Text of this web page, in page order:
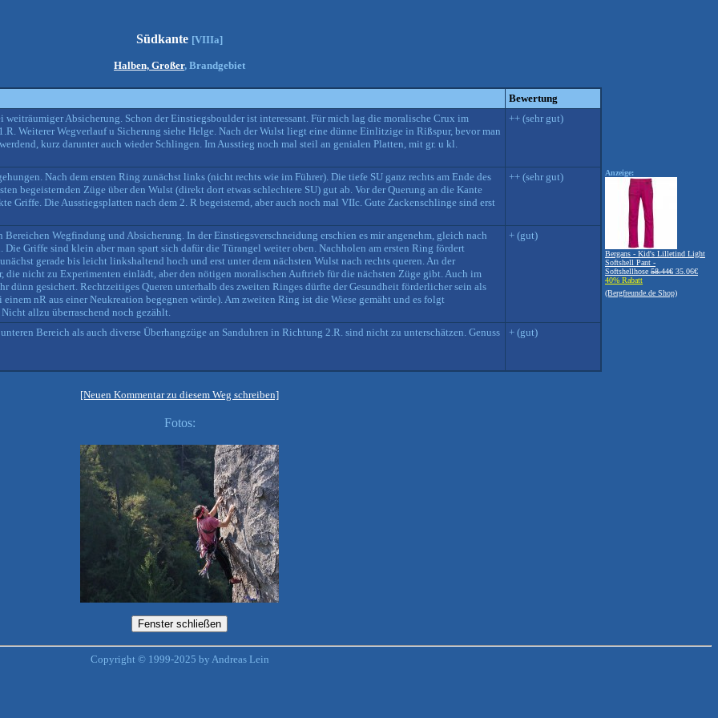
Südkante [VIIIa]
Halben, Großer, Brandgebiet
Bewertung
Absicherung. Schon der Einstiegsboulder ist interessant. Für mich lag die moralische Crux im
Weiterer Wegverlauf u Sicherung siehe Helge. Nach der Wulst liegt eine dünne Einlitzige in Rißspur, bevor man
kurz darunter auch wieder Schlingen. Im Ausstieg noch mal steil an genialen Platten, mit gr. u kl.
++ (sehr gut)
Nach dem ersten Ring zunächst links (nicht rechts wie im Führer). Die tiefe SU ganz rechts am Ende des
begeisternden Züge über den Wulst (direkt dort etwas schlechtere SU) gut ab. Vor der Querung an die Kante
Griffe. Die Ausstiegsplatten nach dem 2. R begeisternd, aber auch noch mal VIIc. Gute Zackenschlinge sind erst
++ (sehr gut)
Wegfindung und Absicherung. In der Einstiegsverschneidung erschien es mir angenehm, gleich nach
Griffe sind klein aber man spart sich dafür die Türangel weiter oben. Nachholen am ersten Ring fördert
gerade bis leicht linkshaltend hoch und erst unter dem nächsten Wulst nach rechts queren. An der
die nicht zu Experimenten einlädt, aber den nötigen moralischen Auftrieb für die nächsten Züge gibt. Auch im
dünn gesichert. Rechtzeitiges Queren unterhalb des zweiten Ringes dürfte der Gesundheit förderlicher sein als
nR aus einer Neukreation begegnen würde). Am zweiten Ring ist die Wiese gemäht und es folgt
allzu überraschend noch gezählt.
+ (gut)
Bereich als auch diverse Überhangzüge an Sanduhren in Richtung 2.R. sind nicht zu unterschätzen. Genuss
+ (gut)
Anzeige:
Bergans - Kid's Lilletind Light
Softshell Pant -
Softshellhose 58.44€ 35.06€
40% Rabatt
(Bergfreunde.de Shop)
[Neuen Kommentar zu diesem Weg schreiben]
Fotos:
Copyright © 1999-2025 by Andreas Lein